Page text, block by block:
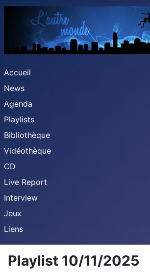
Accueil
News
Agenda
Playlists
Bibliothèque
Vidéothèque
CD
Live Report
Interview
Jeux
Liens
Playlist 10/11/2025